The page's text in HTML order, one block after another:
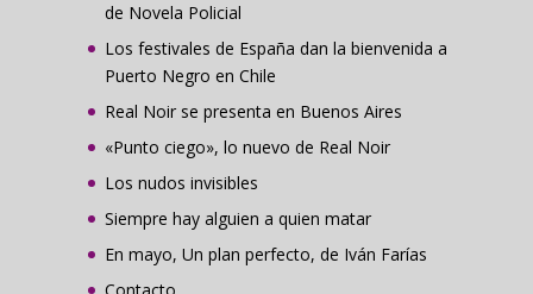
de Novela Policial
Los festivales de España dan la bienvenida a
Puerto Negro en Chile
Real Noir se presenta en Buenos Aires
«Punto ciego», lo nuevo de Real Noir
Los nudos invisibles
Siempre hay alguien a quien matar
En mayo, Un plan perfecto, de Iván Farías